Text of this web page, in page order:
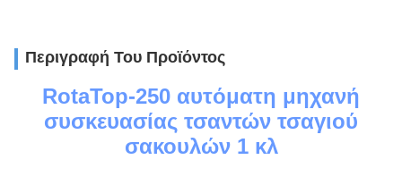
Περιγραφή Του Προϊόντος
RotaTop-250 αυτόματη μηχανή
συσκευασίας τσαντών τσαγιού
σακουλών 1 κλ